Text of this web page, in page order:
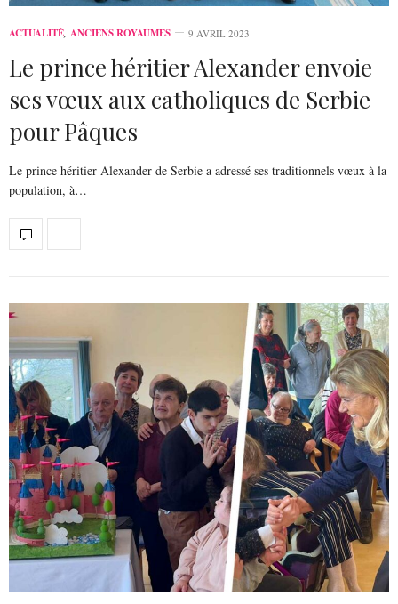
ACTUALITÉ, ANCIENS ROYAUMES 9 AVRIL 2023
Le prince héritier Alexander envoie
ses vœux aux catholiques de Serbie
pour Pâques
Le prince héritier Alexander de Serbie a adressé ses traditionnels vœux à la
population, à…